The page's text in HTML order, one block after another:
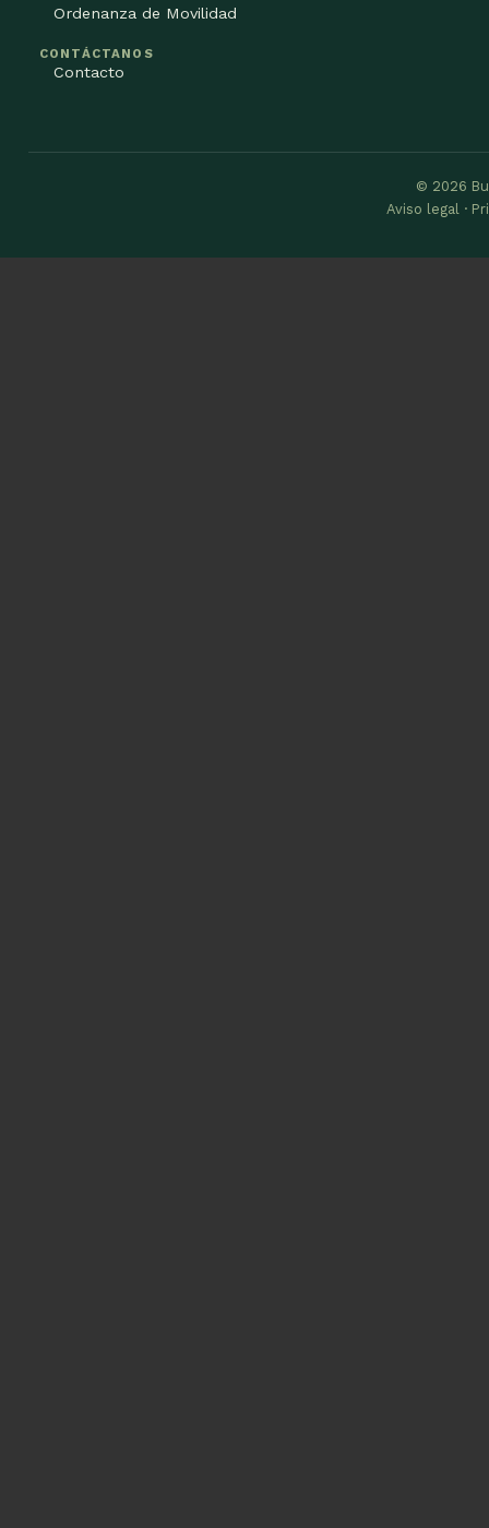
Ordenanza de Movilidad
CONTÁCTANOS
Contacto
© 2026
Aviso legal ·